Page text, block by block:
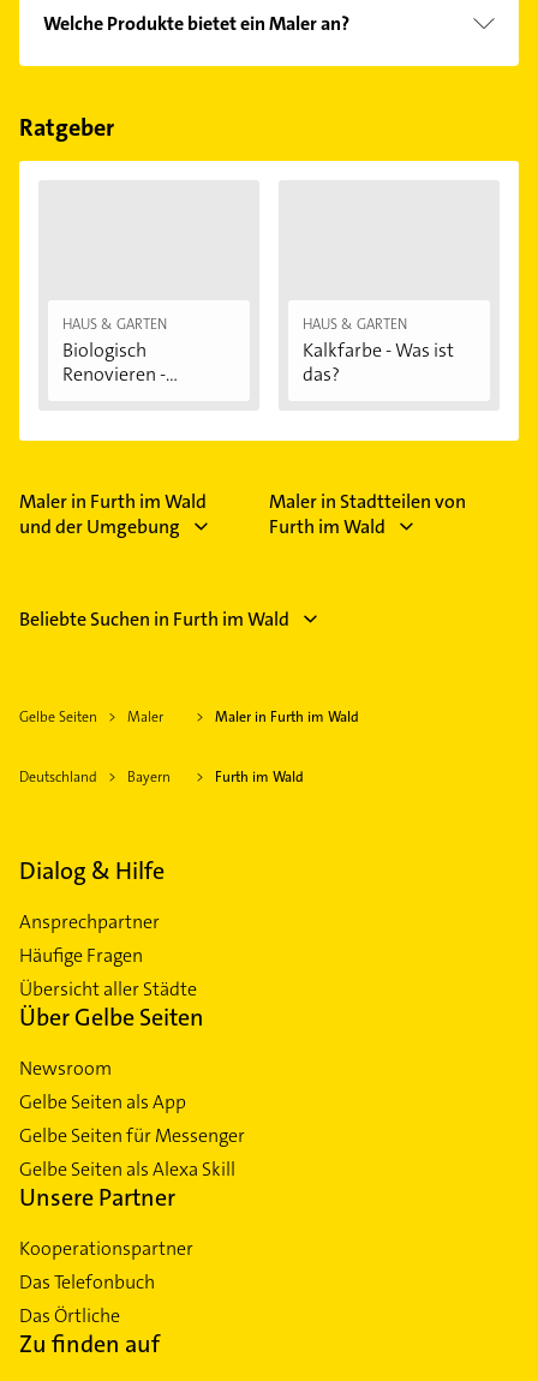
Kirchenmalerarbeiten, Kirchenrenovierung,
Kirchensanierung, Malerarbeiten und
Welche Produkte bietet ein Maler an?
Das Angebot umfasst unter anderem Wandtatoos
Ratgeber
HAUS & GARTEN
Biologisch
Renovieren -
HAUS & GARTEN
Kalkfarbe - Was ist
das?
Maler in Furth im Wald
und der Umgebung
Maler in Stadtteilen von
Furth im Wald
Beliebte Suchen in Furth im Wald
Gelbe Seiten Maler Maler in Furth im Wald
Deutschland Bayern Furth im Wald
Dialog & Hilfe
Ansprechpartner
Häufige Fragen
Übersicht aller Städte
Über Gelbe Seiten
Newsroom
Gelbe Seiten als App
Gelbe Seiten für Messenger
Gelbe Seiten als Alexa Skill
Unsere Partner
Kooperationspartner
Das Telefonbuch
Das Örtliche
Zu finden auf